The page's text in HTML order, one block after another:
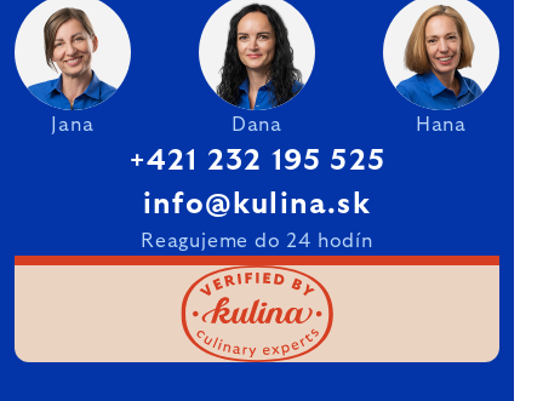
Jana Dana Hana
+421 232 195 525
info@kulina.sk
Reagujeme do 24 hodín